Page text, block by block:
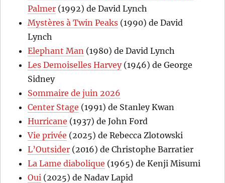
Palmer (1992) de David Lynch
Mystères à Twin Peaks (1990) de David
Lynch
Elephant Man (1980) de David Lynch
Les Demoiselles Harvey(1946) de George
Sidney
Sommaire de juin 2026
Center Stage (1991) de Stanley Kwan
Hurricane (1937) de John Ford
Vie privée (2025) de Rebecca Zlotowski
L’Outsider (2016) de Christophe Barratier
La Lame diabolique (1965) de Kenji Misumi
Oui (2025) de Nadav Lapid